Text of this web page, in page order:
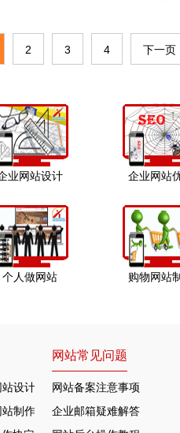
2 3 4 下一页
业网站设计 企业网站
个人做网站 购物网站
站设计合作协定
制作协议
网站常见问题
网站备案注意事项
企业邮箱疑难解答